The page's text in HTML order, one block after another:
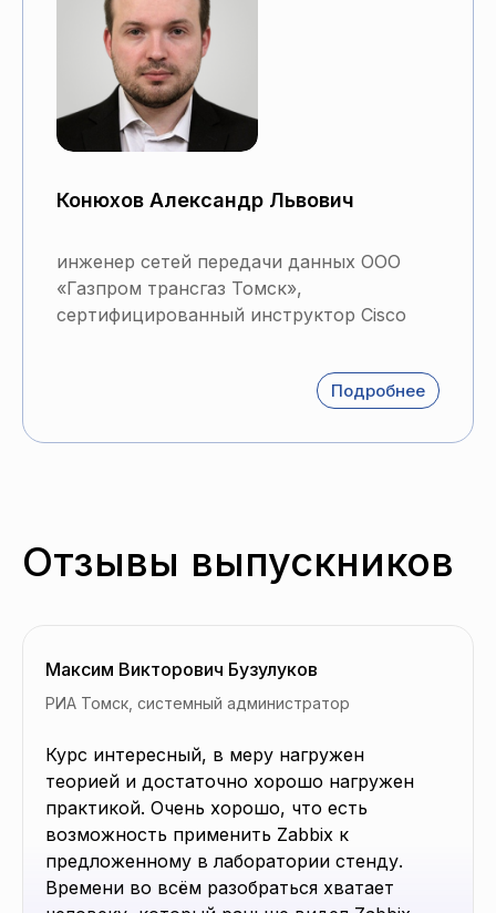
Конюхов Александр Львович
инженер сетей передачи данных ООО
«Газпром трансгаз Томск»,
сертифицированный инструктор Cisco
Подробнее
Отзывы выпускников
Максим Викторович Бузулуков
РИА Томск, системный администратор
Курс интересный, в меру нагружен
теорией и достаточно хорошо нагружен
практикой. Очень хорошо, что есть
возможность применить Zabbix к
предложенному в лаборатории стенду.
Времени во всём разобраться хватает